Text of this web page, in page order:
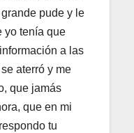
pude y le
yo tenía que
a las
aterró y me
que jamás
que en mi
tu